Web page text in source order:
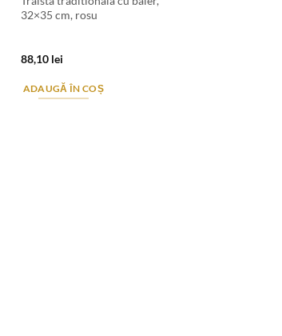
32×35 cm, rosu
88,10 lei
ADAUGĂ ÎN COȘ